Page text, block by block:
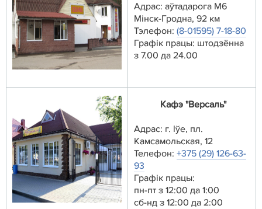
Адрас: аўтадарога М6
Мінск-Гродна, 92 км
Тэлефон: (8-01595) 7-18-80
Графік працы: штодзённа
з 7.00 да 24.00
Кафэ "Версаль"
Адрас: г. Іўе, пл.
Камсамольская, 12
Телефон: +375 (29) 126-63-
93
Графік працы:
пн-пт з 12:00 да 1:00
сб-нд з 12:00 да 2:00